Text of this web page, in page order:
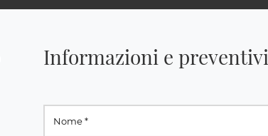
Informazioni e preventivi